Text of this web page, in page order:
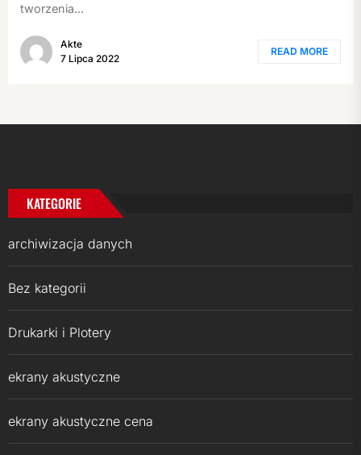
tworzenia...
Akte
7 Lipca 2022
READ MORE
KATEGORIE
archiwizacja danych
Bez kategorii
Drukarki i Plotery
ekrany akustyczne
ekrany akustyczne cena